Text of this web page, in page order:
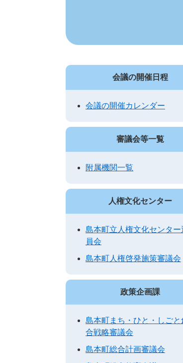
会議の開催日程
会議の開催カレンダー
審議会等一覧
附属機関一覧
人権文化センター
島本町立人権文化センター
員会
島本町人権啓発施策審議会
政策企画課
島本町まち・ひと・しごと
合戦略審議会
島本町総合計画審議会